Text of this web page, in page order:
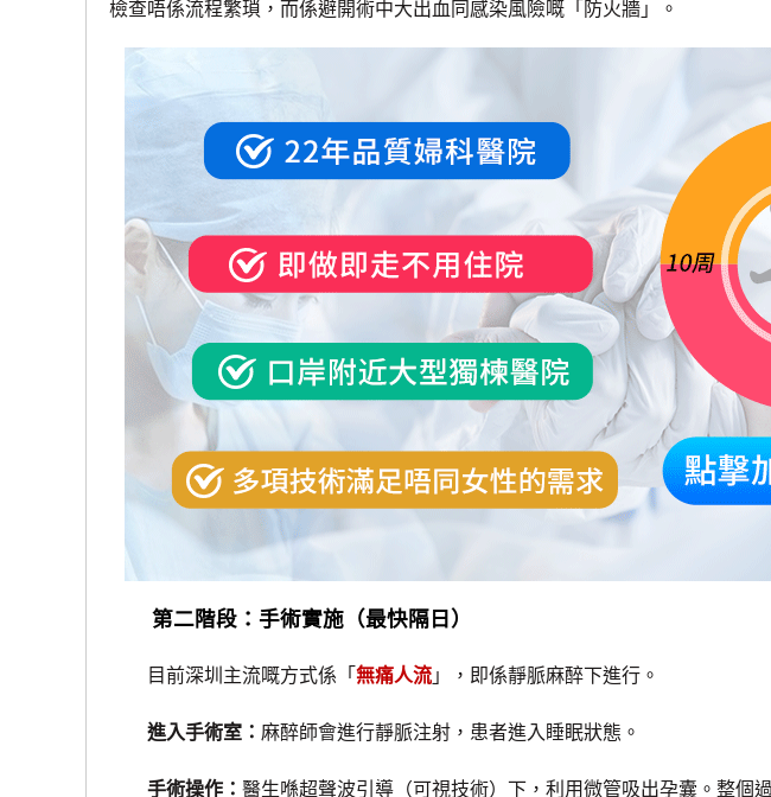
檢查唔係流程繁瑣，而係避開術中大出血同感染風險嘅「防火牆」。
第二階段：手術實施（最快隔日）
目前深圳主流嘅方式係「無痛人流 」，即係靜脈麻醉下進行。
進入手術室： 麻醉師會進行靜脈注射，患者進入睡眠狀態。
手術操作：醫生喺超聲波引導（可視技術）下，利用微管吸出孕囊。整個